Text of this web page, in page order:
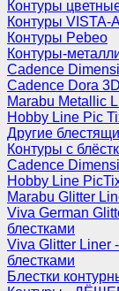
Контуры
Контуры VISTA-
Контуры Pebeo
Контуры-
Cadence
Cadence Dora
Marabu Metallic
Hobby Line Pic
Другие
Контуры с
Cadence
Hobby Line
Marabu Glitter
Viva German
блестками
Viva Glitter Liner
блестками
Блестки